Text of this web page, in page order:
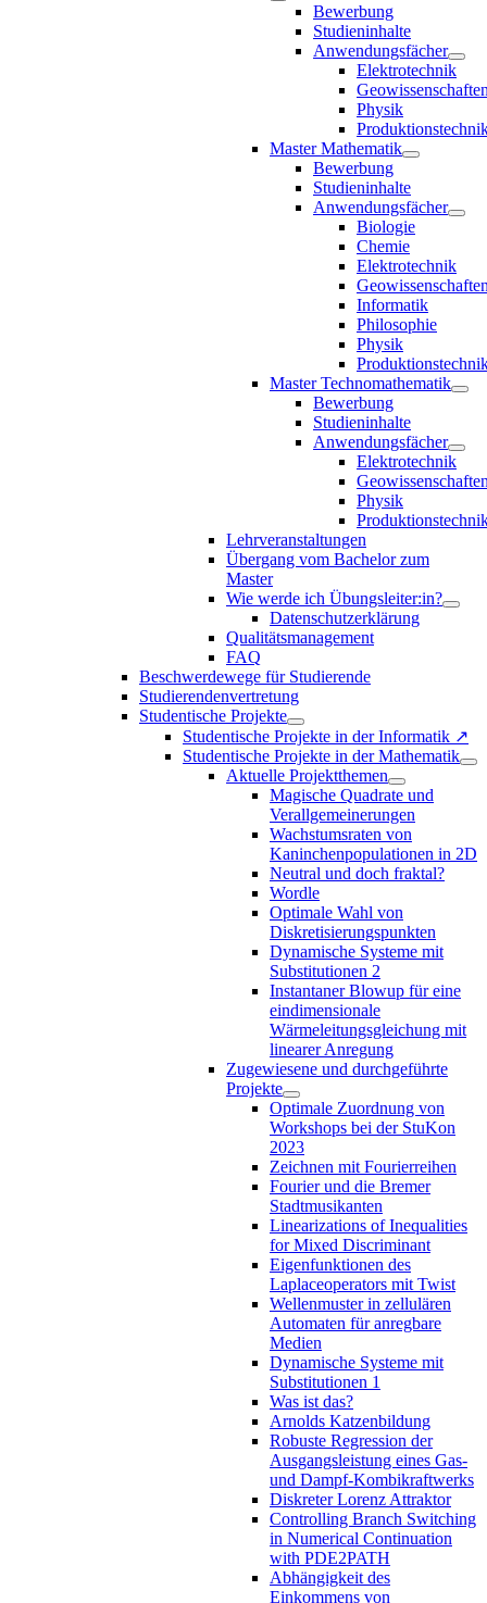
Bewerbung
Studieninhalte
Anwendungsfächer
Elektrotechnik
Physik
Master Mathematik
Bewerbung
Studieninhalte
Anwendungsfächer
Biologie
Chemie
Elektrotechnik
Informatik
Philosophie
Physik
Master Technomathematik
Bewerbung
Studieninhalte
Anwendungsfächer
Elektrotechnik
Physik
Lehrveranstaltungen
Übergang vom Bachelor zum
Master
Wie werde ich Übungsleiter:in?
Datenschutzerklärung
Qualitätsmanagement
FAQ
Beschwerdewege für Studierende
Studierendenvertretung
Studentische Projekte
Studentische Projekte in der Informatik ↗
Studentische Projekte in der Mathematik
Aktuelle Projektthemen
Magische Quadrate und
Verallgemeinerungen
Wachstumsraten von
Kaninchenpopulationen in 2D
Neutral und doch fraktal?
Wordle
Optimale Wahl von
Diskretisierungspunkten
Dynamische Systeme mit
Substitutionen 2
Instantaner Blowup für eine
eindimensionale
Wärmeleitungsgleichung mit
linearer Anregung
Zugewiesene und durchgeführte
Projekte
Optimale Zuordnung von
Workshops bei der StuKon
2023
Zeichnen mit Fourierreihen
Fourier und die Bremer
Stadtmusikanten
Linearizations of Inequalities
for Mixed Discriminant
Eigenfunktionen des
Laplaceoperators mit Twist
Wellenmuster in zellulären
Automaten für anregbare
Medien
Dynamische Systeme mit
Substitutionen 1
Was ist das?
Arnolds Katzenbildung
Robuste Regression der
Ausgangsleistung eines Gas-
und Dampf-Kombikraftwerks
Diskreter Lorenz Attraktor
Controlling Branch Switching
in Numerical Continuation
with PDE2PATH
Abhängigkeit des
Einkommens von